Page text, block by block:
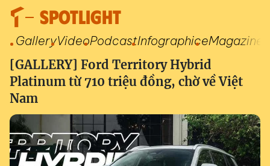
SPOTLIGHT
GalleryVideoPodcastInfographiceMagazine
[GALLERY] Ford Territory Hybrid
Platinum từ 710 triệu đồng, chờ về Việt
Nam